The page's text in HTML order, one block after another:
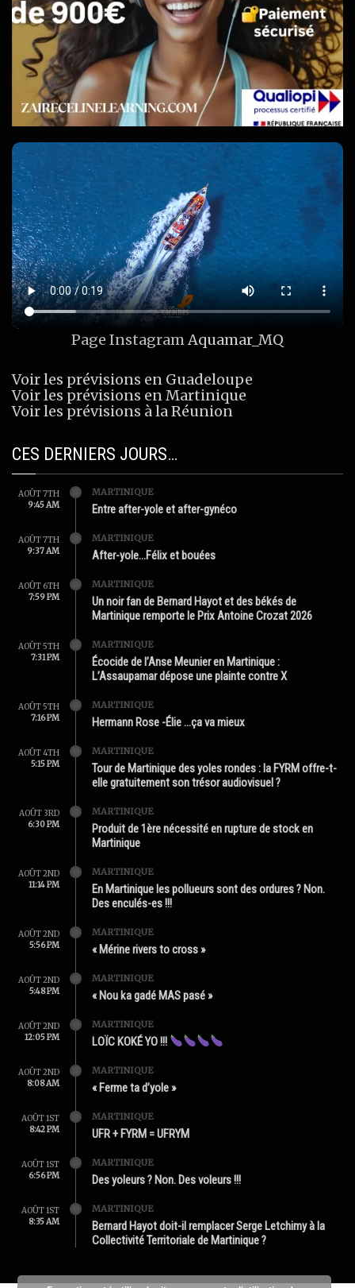
Page InstagramAquamar_MQ
Voir les prévisions en Guadeloupe
Voir les prévisions en Martinique
Voir les prévisions à la Réunion
CES DERNIERS JOURS…
AOÛT 7TH
9:45 AM
MARTINIQUE
Entre after-yole et after-gynéco
AOÛT 7TH
9:37 AM
MARTINIQUE
After-yole…Félix et bouées
AOÛT 6TH
7:59 PM
MARTINIQUE
Un noir fan de Bernard Hayot et des békés de
Martinique remporte le Prix Antoine Crozat 2026
AOÛT 5TH
7:31 PM
MARTINIQUE
Écocide de l’Anse Meunier en Martinique :
L’Assaupamar dépose une plainte contre X
AOÛT 5TH
7:16 PM
MARTINIQUE
Hermann Rose -Élie …ça va mieux
AOÛT 4TH
5:15 PM
MARTINIQUE
Tour de Martinique des yoles rondes : la FYRM offre-t-
elle gratuitement son trésor audiovisuel ?
AOÛT 3RD
6:30 PM
MARTINIQUE
Produit de 1ère nécessité en rupture de stock en
Martinique
AOÛT 2ND
11:14 PM
MARTINIQUE
En Martinique les pollueurs sont des ordures ? Non.
Des enculés-es !!!
AOÛT 2ND
5:56 PM
MARTINIQUE
« Mérine rivers to cross »
AOÛT 2ND
5:48 PM
MARTINIQUE
« Nou ka gadé MAS pasé »
AOÛT 2ND
12:05 PM
MARTINIQUE
LOÏC KOKÉ YO !!!
AOÛT 2ND
8:08 AM
MARTINIQUE
« Ferme ta d’yole »
AOÛT 1ST
8:42 PM
MARTINIQUE
UFR + FYRM = UFRYM
AOÛT 1ST
6:56 PM
MARTINIQUE
Des yoleurs ? Non. Des voleurs !!!
AOÛT 1ST
8:35 AM
MARTINIQUE
Bernard Hayot doit-il remplacer Serge Letchimy à la
Collectivité Territoriale de Martinique ?